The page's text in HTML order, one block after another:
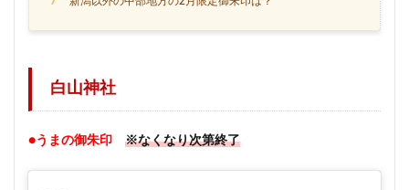
白山神社
●うまの御朱印 ※なくなり次第終了